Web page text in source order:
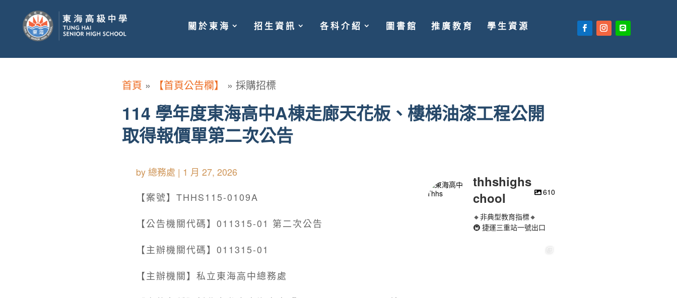
關於東海 招生資訊 各科介紹 圖書館 推廣教育 學生資源
首頁 » 【首頁公告欄】 » 採購招標
114 學年度東海高中A棟走廊天花板、樓梯油漆工程公開
取得報價單第二次公告
by總務處 | 1 月 27, 2026
【案號】THHS115-0109A
【公告機關代碼】011315-01 第二次公告
【主辦機關代碼】011315-01
【主辦機關】私立東海高中總務處
thhshighs
chool
610
🔸非典型教育指標🔸
🚇 捷運三重站一號出口